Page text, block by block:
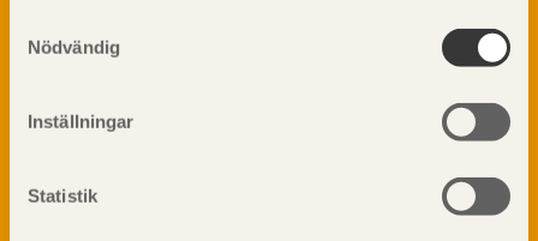
Nödvändig
Inställningar
Statistik
Kemisk behandling
Fakta om Limträ
Fukt
Ljud
Prenumerera på TräGuidens nyhetsbrev!